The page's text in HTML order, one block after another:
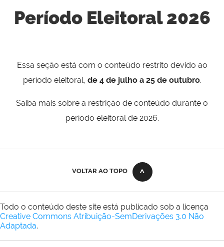
Período Eleitoral 2026
Essa seção está com o conteúdo restrito devido ao
período eleitoral, de 4 de julho a 25 de outubro.
Saiba mais sobre a restrição de conteúdo durante o
período eleitoral de 2026.
VOLTAR AO TOPO
Todo o conteúdo deste site está publicado sob a licença
Creative Commons Atribuição-SemDerivações 3.0 Não
Adaptada.